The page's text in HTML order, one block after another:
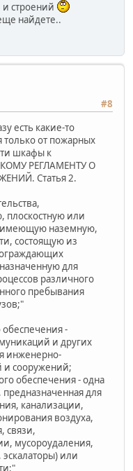
строений
найдете..
#8
есть какие-то
только от пожарных
шкафы к
РЕГЛАМЕНТУ О
Статья 2.
плоскостную или
имеющую наземную,
состоящую из
ограждающих
для
различного
пребывания
обеспечения -
и других
инженерно-
и сооружений;
обеспечения - одна
для
канализации,
воздуха,
связи,
мусороудаления,
или